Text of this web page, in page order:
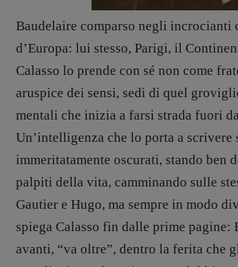
Grasso ,Valentina
Spallina
Roberto Sturm ,Tania Tonin
CONTATTI
Case editrici e coordinamento
recensioni
Elio Grasso
[eliovoyager@gmail.com]
Coordinamento Primo Piano:
Elisabetta Michielin
[michielin.elisabetta@gmail.com]
Coordinamento News in breve:
[anna.dare.comunicazione@gmail.com]
Baudelaire comparso negli incrocianti
d’Europa: lui stesso, Parigi, il
Calasso lo prende con sé non come
aruspice dei sensi, sedi di quel
mentali che inizia a farsi strada fuori
Un’intelligenza che lo porta a scrivere
immeritatamente oscurati, stando ben
palpiti della vita, camminando sulle
Gautier e Hugo, ma sempre in modo
spiega Calasso fin dalle prime pagine:
avanti, “va oltre”, dentro la ferita che